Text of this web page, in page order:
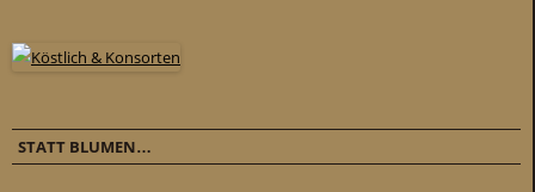
STATT BLUMEN…